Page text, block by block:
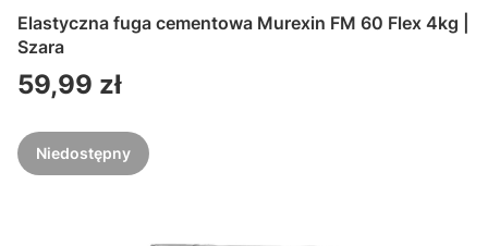
Elastyczna fuga cementowa Murexin FM 60 Flex 4kg |
Szara
Cena
59,99 zł
Niedostępny